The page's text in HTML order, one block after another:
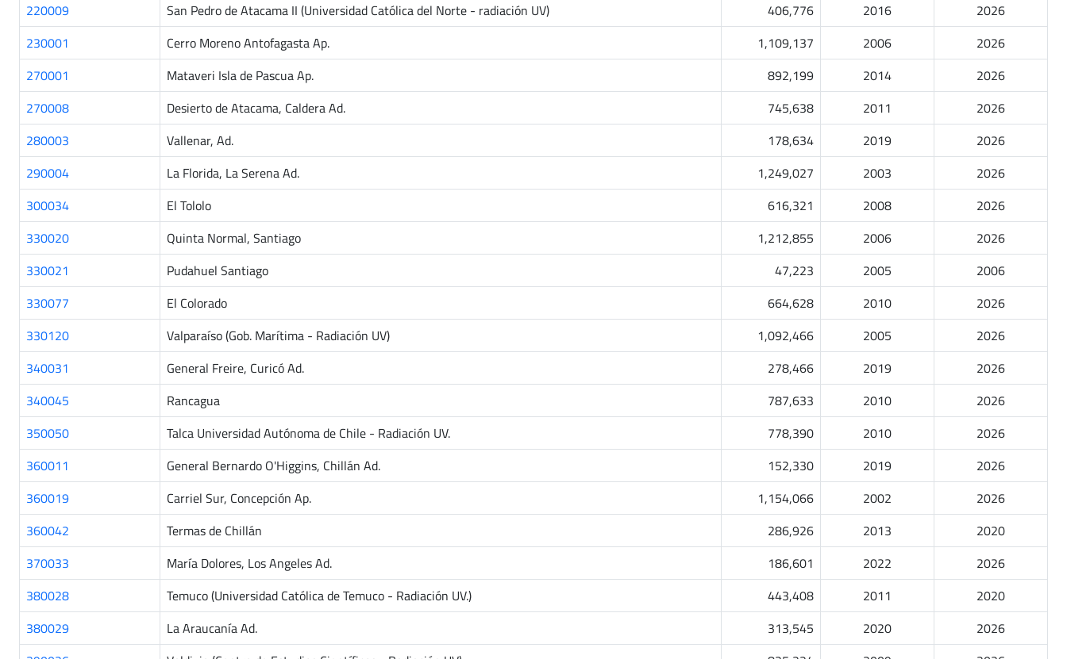
220009
San Pedro de Atacama II (Universidad Católica del Norte - radiación UV) 406,776 2016
2026
230001
Cerro Moreno Antofagasta Ap. 1,109,137 2006
2026
270001
Mataveri Isla de Pascua Ap. 892,199 2014
2026
270008
Desierto de Atacama, Caldera Ad. 745,638 2011
2026
280003
Vallenar, Ad. 178,634 2019
2026
290004
La Florida, La Serena Ad. 1,249,027 2003
2026
300034
El Tololo 616,321 2008
2026
330020
Quinta Normal, Santiago 1,212,855 2006
2026
330021
Pudahuel Santiago 47,223 2005
2006
330077
El Colorado 664,628 2010
2026
330120
Valparaíso (Gob. Marítima - Radiación UV) 1,092,466 2005
2026
340031
General Freire, Curicó Ad. 278,466 2019
2026
340045
Rancagua 787,633 2010
2026
350050
Talca Universidad Autónoma de Chile - Radiación UV. 778,390 2010
2026
360011
General Bernardo O'Higgins, Chillán Ad. 152,330 2019
2026
360019
Carriel Sur, Concepción Ap. 1,154,066 2002
2026
360042
Termas de Chillán 286,926 2013
2020
370033
María Dolores, Los Angeles Ad. 186,601 2022
2026
380028
Temuco (Universidad Católica de Temuco - Radiación UV.) 443,408 2011
2020
380029
La Araucanía Ad. 313,545 2020
2026